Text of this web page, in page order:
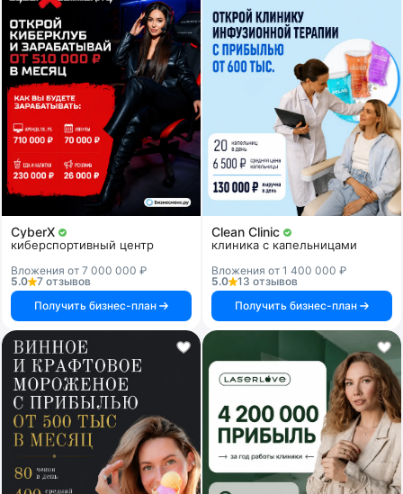
CyberX
киберспортивный центр
Вложения от 7 000 000 ₽
5.0
7 отзывов
Получить бизнес-план
Clean Clinic
клиника с капельницами
Вложения от 1 400 000 ₽
5.0
13 отзывов
Получить бизнес-план